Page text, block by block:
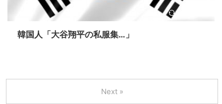
2024/5/6
韓国人「大谷翔平の私服集…」
Next »